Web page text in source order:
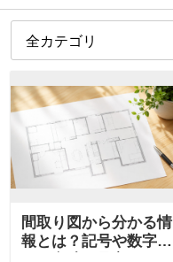
間取り図から分かる情
報とは？記号や数字が